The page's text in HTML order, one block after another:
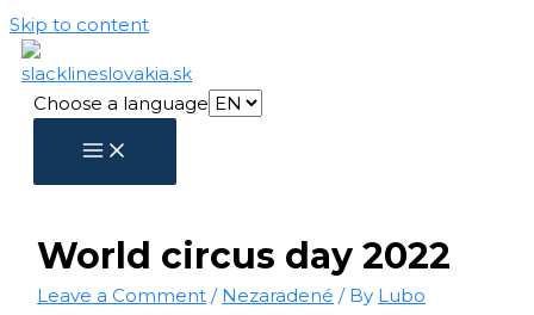
Skip to content
Choose a language
World circus day 2022
Leave a Comment / Nezaradené / By Lubo